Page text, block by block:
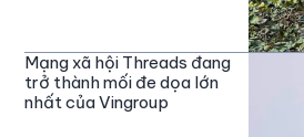
Mạng xã hội Threads đang
trở thành mối đe dọa lớn
nhất của Vingroup